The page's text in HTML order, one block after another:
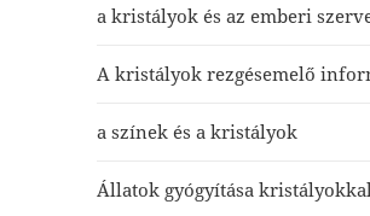
a kristályok és az emberi
A kristályok rezgésemelő
a színek és a kristályok
Állatok gyógyítása